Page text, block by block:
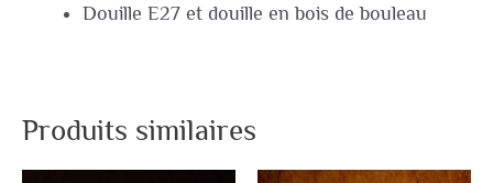
Douille E27 et douille en bois de bouleau
Produits similaires